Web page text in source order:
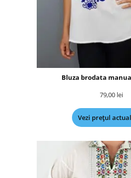
Bluza brodata
79,00 lei
Vezi prețul